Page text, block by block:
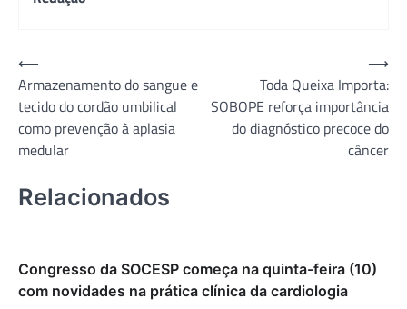
Navegação
de
Post
⟵
Armazenamento do sangue e
tecido do cordão umbilical
como prevenção à aplasia
medular
Toda Queixa Importa:
SOBOPE reforça importância
do diagnóstico precoce do
câncer
⟶
Relacionados
Congresso da SOCESP começa na quinta-feira (10)
com novidades na prática clínica da cardiologia